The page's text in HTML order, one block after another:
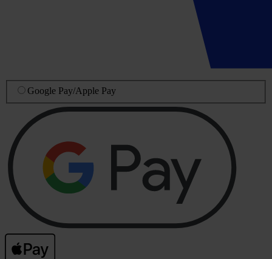
Google Pay/Apple Pay